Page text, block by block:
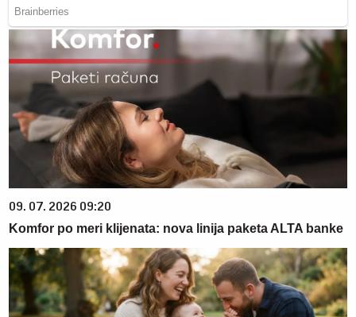
09. 07. 2026 09:20
Komfor po meri klijenata: nova linija paketa ALTA banke